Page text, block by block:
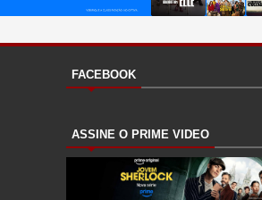
FACEBOOK
ASSINE O PRIME VIDEO